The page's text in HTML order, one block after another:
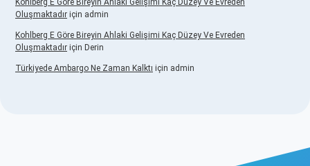
Kohlberg E Göre Bireyin Ahlaki Gelişimi Kaç Düzey Ve Evreden
Oluşmaktadır için admin
Kohlberg E Göre Bireyin Ahlaki Gelişimi Kaç Düzey Ve Evreden
Oluşmaktadır için Derin
Türkiyede Ambargo Ne Zaman Kalktı için admin